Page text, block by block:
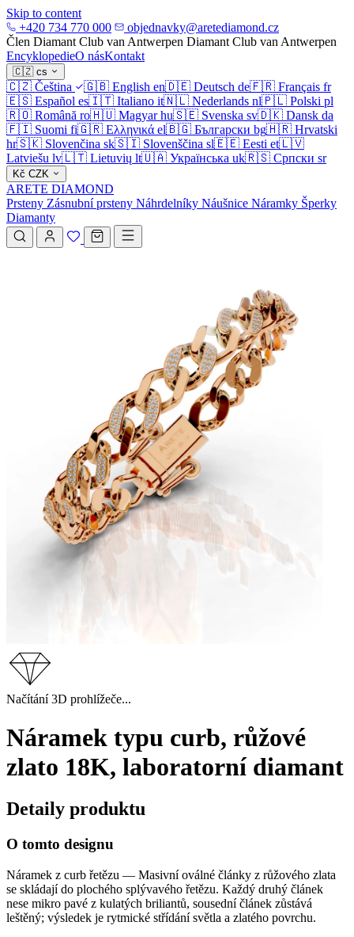
Skip to content
+420 734 770 000
objednavky@aretediamond.cz
Člen Diamant Club van Antwerpen Diamant Club van Antwerpen
EncyklopedieO násKontakt
🇨🇿 cs
🇨🇿 Čeština 🇬🇧 English en🇩🇪 Deutsch de🇫🇷 Français fr
🇪🇸 Español es🇮🇹 Italiano it🇳🇱 Nederlands nl🇵🇱 Polski pl
🇷🇴 Română ro🇭🇺 Magyar hu🇸🇪 Svenska sv🇩🇰 Dansk da
🇫🇮 Suomi fi🇬🇷 Ελληνικά el🇧🇬 Български bg🇭🇷 Hrvatski
hr🇸🇰 Slovenčina sk🇸🇮 Slovenščina sl🇪🇪 Eesti et🇱🇻
Latviešu lv🇱🇹 Lietuvių lt🇺🇦 Українська uk🇷🇸 Српски sr
Kč CZK
ARETE DIAMOND
Prsteny Zásnubní prsteny Náhrdelníky Náušnice Náramky Šperky
Diamanty
Načítání 3D prohlížeče...
Náramek typu curb, růžové
zlato 18K, laboratorní diamant
Detaily produktu
O tomto designu
Náramek z curb řetězu — Masivní oválné články z růžového zlata
se skládají do plochého splývavého řetězu. Každý druhý článek
nese mikro pavé z kulatých briliantů, sousední článek zůstává
leštěný; výsledek je rytmické střídání světla a zlatého povrchu.